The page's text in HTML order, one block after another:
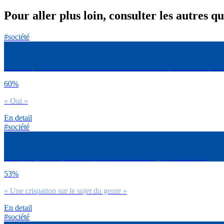
Pour aller plus loin, consulter les autres
#société
60%
« Oui »
En detail
#société
53%
« Une crispation sur le sujet du genre »
En detail
#société